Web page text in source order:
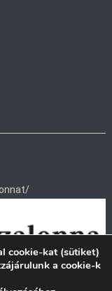
cookie-kat (sütiket)
a cookie-k